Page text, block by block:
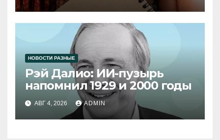
НОВОСТИ РАЗНЫЕ
Рэй Далио: ИИ-пузырь
напомнил 1929 и 2000 годы
АВГ 4, 2026 ADMIN